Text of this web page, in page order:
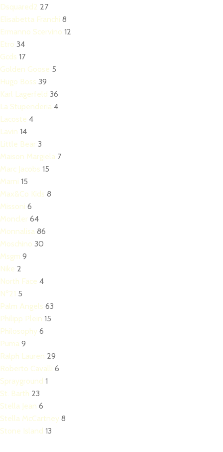
Dsquared2 27
Elisabetta Franchi 8
Ermanno Scervino 12
Etro 34
Gcds 17
Golden Goose 5
Hugo Boss 39
Karl Lagerfeld 36
La Stupenderia 4
Lacoste 4
Lavin 14
Little Bear 3
Maison Margiela 7
Marc Jacobs 15
Marni 15
Max&Co Kids 8
Missoni 6
Moncler 64
Monnalisa 86
Moschino 30
Msgm 9
Nike 2
North Face 4
Nº21 5
Palm Angels 63
Philipp Plein 15
Philosophy 6
Puma 9
Ralph Lauren 29
Roberto Cavalli 6
Sprayground 1
St. Barth 23
Stella Jean 6
Stella McCartney 8
Stone Island 13